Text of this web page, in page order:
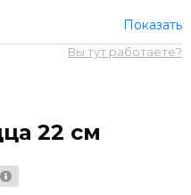
Показать
Вы тут работаете?
22 см